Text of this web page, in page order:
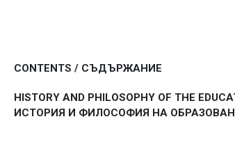
CONTENTS / СЪДЪРЖАНИЕ
HISTORY AND PHILOSOPHY OF THE
ИСТОРИЯ И ФИЛОСОФИЯ НА